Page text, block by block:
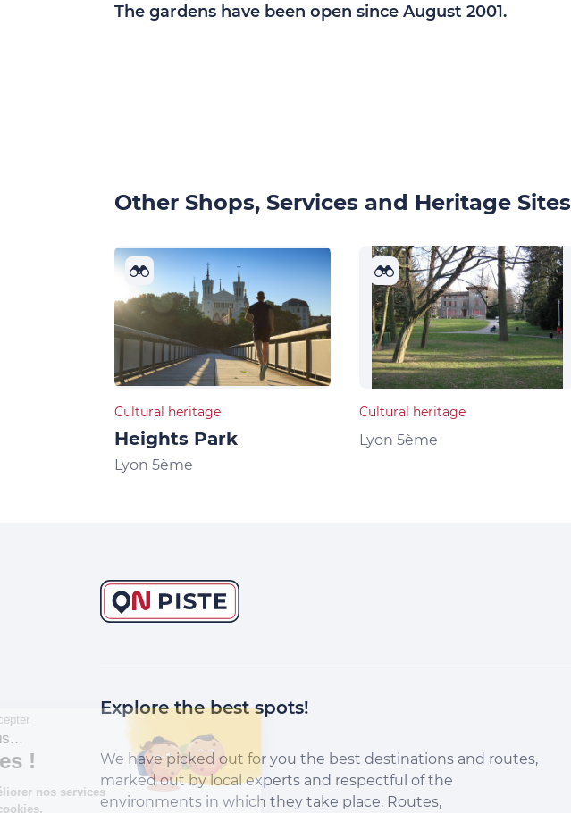
The gardens have been open since August 2001.
Other Shops, Services and Heritage Sites
Cultural heritage
Heights Park
Lyon 5ème
Cultural heritage
Lyon 5ème
Explore the best spots!
We have picked out for you the best destinations and routes,
marked out by local experts and respectful of the
environments in which they take place. Routes,
Continuer sans accepter
Salut c'est nous...
les Cookies !
Aidez-nous à améliorer nos services
en acceptant les cookies.